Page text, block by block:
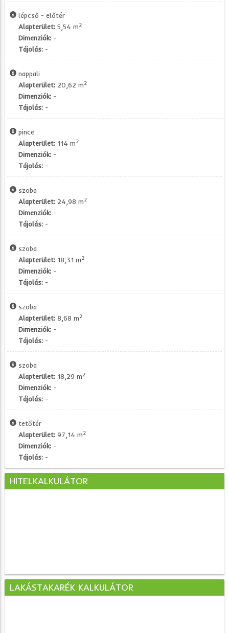
lépcső - előtér
Alapterület: 5,54 m2
Dimenziók: -
Tájolás: -
nappali
Alapterület: 20,62 m2
Dimenziók: -
Tájolás: -
pince
Alapterület: 114 m2
Dimenziók: -
Tájolás: -
szoba
Alapterület: 24,98 m2
Dimenziók: -
Tájolás: -
szoba
Alapterület: 18,31 m2
Dimenziók: -
Tájolás: -
szoba
Alapterület: 8,68 m2
Dimenziók: -
Tájolás: -
szoba
Alapterület: 18,29 m2
Dimenziók: -
Tájolás: -
tetőtér
Alapterület: 97,14 m2
Dimenziók: -
Tájolás: -
HITELKALKULÁTOR
LAKÁSTAKARÉK KALKULÁTOR